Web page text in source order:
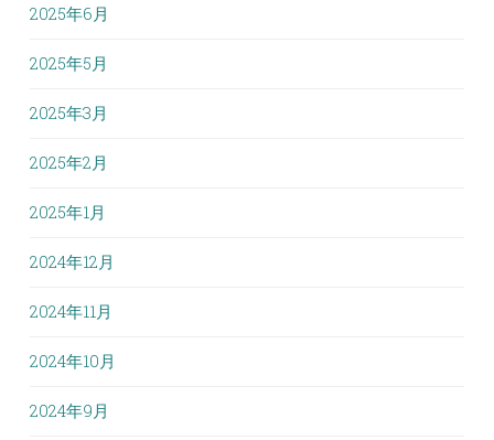
2025年6月
2025年5月
2025年3月
2025年2月
2025年1月
2024年12月
2024年11月
2024年10月
2024年9月